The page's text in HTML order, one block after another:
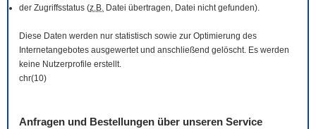
der Zugriffsstatus (z.B. Datei übertragen, Datei nicht gefunden).
Diese Daten werden nur statistisch sowie zur Optimierung des
Internetangebotes ausgewertet und anschließend gelöscht. Es werden
keine Nutzerprofile erstellt.
chr(10)
Anfragen und Bestellungen über unseren Service